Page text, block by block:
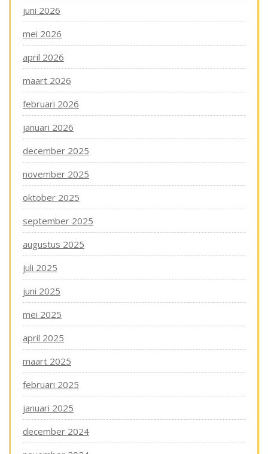
juni 2026
mei 2026
april 2026
maart 2026
februari 2026
januari 2026
december 2025
november 2025
oktober 2025
september 2025
augustus 2025
juli 2025
juni 2025
mei 2025
april 2025
maart 2025
februari 2025
januari 2025
december 2024